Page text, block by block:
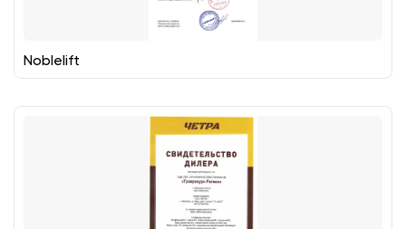
Noblelift